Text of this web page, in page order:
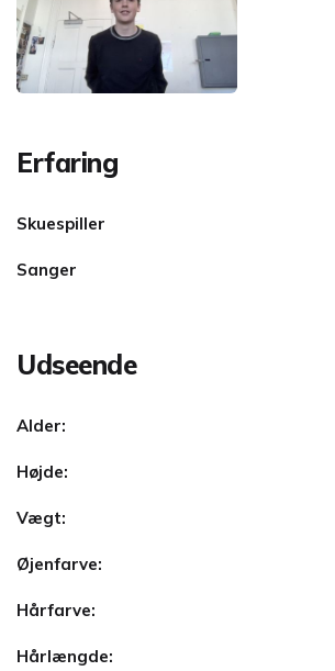
Erfaring
Skuespiller
Sanger
Udseende
Alder:
Højde:
Vægt:
Øjenfarve:
Hårfarve:
Hårlængde: